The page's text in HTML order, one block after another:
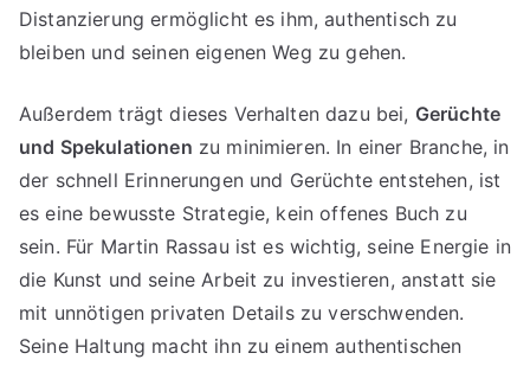
Distanzierung ermöglicht es ihm, authentisch zu
bleiben und seinen eigenen Weg zu gehen.
Außerdem trägt dieses Verhalten dazu bei, Gerüchte
und Spekulationen zu minimieren. In einer Branche, in
der schnell Erinnerungen und Gerüchte entstehen, ist
es eine bewusste Strategie, kein offenes Buch zu
sein. Für Martin Rassau ist es wichtig, seine Energie in
die Kunst und seine Arbeit zu investieren, anstatt sie
mit unnötigen privaten Details zu verschwenden.
Seine Haltung macht ihn zu einem authentischen